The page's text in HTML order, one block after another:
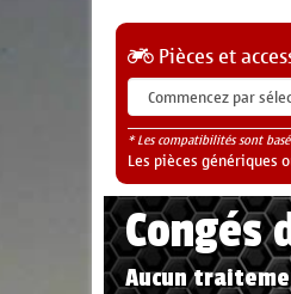
Pièces et
* Les compatibilités sont
Les pièces génériques
Congés
Aucun